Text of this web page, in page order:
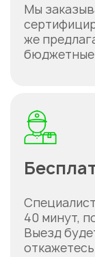
Мы
же
бюджетные
40 минут,
Выезд